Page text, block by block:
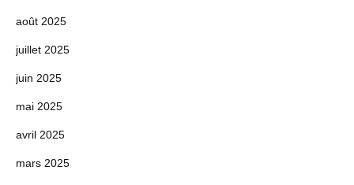
août 2025
juillet 2025
juin 2025
mai 2025
avril 2025
mars 2025